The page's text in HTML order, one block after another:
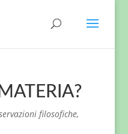
filosofiche,